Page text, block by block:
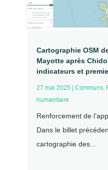
Cartographie OSM
Mayotte après
indicateurs et
27 mai 2025 Communs,
humanitaire
Renforcement de
Dans le billet
cartographie des...